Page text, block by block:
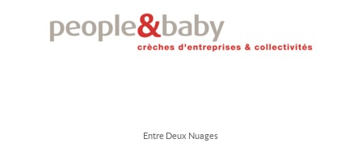
Entre Deux Nuages